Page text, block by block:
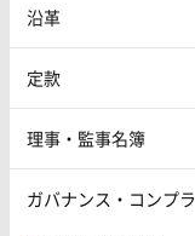
沿革
定款
理事・監事名簿
ガバナンス・コンプ